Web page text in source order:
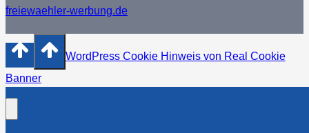
freiewaehler-werbung.de
WordPress Cookie Hinweis von Real Cookie
Banner